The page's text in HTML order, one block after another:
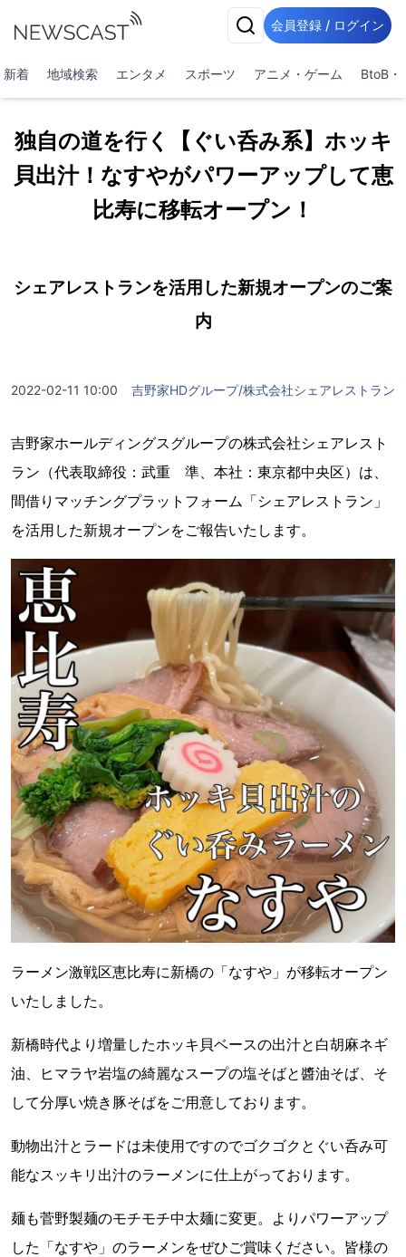
会員登録 / ログイン
新着 地域検索 エンタメ スポーツ アニメ・ゲーム BtoB・
独自の道を行く【ぐい呑み系】ホッキ
貝出汁！なすやがパワーアップして恵
比寿に移転オープン！
シェアレストランを活用した新規オープンのご案
内
2022-02-11 10:00 吉野家HDグループ/株式会社シェアレストラン
吉野家ホールディングスグループの株式会社シェアレスト
ラン（代表取締役：武重 準、本社：東京都中央区）は、
間借りマッチングプラットフォーム「シェアレストラン」
を活用した新規オープンをご報告いたします。
ラーメン激戦区恵比寿に新橋の「なすや」が移転オープン
いたしました。
新橋時代より増量したホッキ貝ベースの出汁と白胡麻ネギ
油、ヒマラヤ岩塩の綺麗なスープの塩そばと醬油そば、そ
して分厚い焼き豚そばをご用意しております。
動物出汁とラードは未使用ですのでゴクゴクとぐい呑み可
能なスッキリ出汁のラーメンに仕上がっております。
麺も菅野製麺のモチモチ中太麺に変更。よりパワーアップ
した「なすや」のラーメンをぜひご賞味ください。皆様の